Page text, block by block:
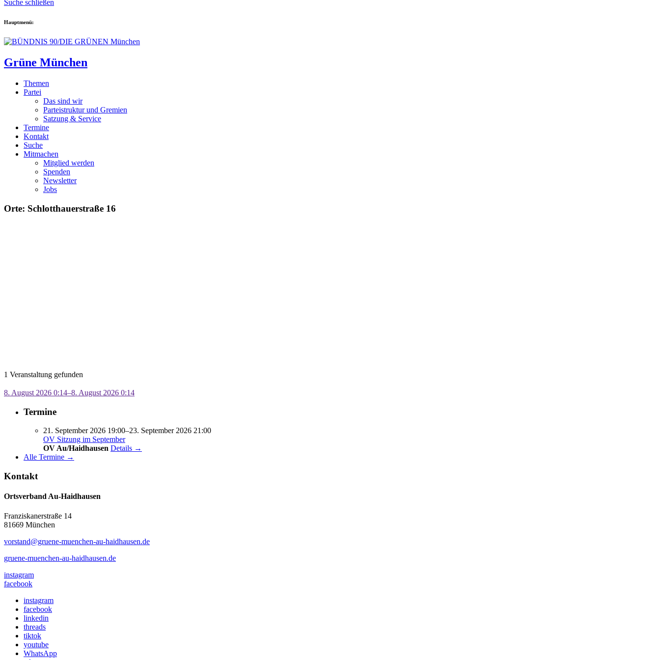
Suche schließen
Hauptmenü:
Grüne München
Themen
Partei
Das sind wir
Parteistruktur und Gremien
Satzung & Service
Termine
Kontakt
Suche
Mitmachen
Mitglied werden
Spenden
Newsletter
Jobs
Orte: Schlotthauerstraße 16
1 Veranstaltung gefunden
8. August 2026 0:14–8. August 2026 0:14
Termine
21. September 2026 19:00–23. September 2026 21:00
OV Sitzung im September
OV Au/Haidhausen Details →
Alle Termine →
Kontakt
Ortsverband Au-Haidhausen
Franziskanerstraße 14
81669 München
vorstand@gruene-muenchen-au-haidhausen.de
gruene-muenchen-au-haidhausen.de
instagram
facebook
instagram
facebook
linkedin
threads
tiktok
youtube
WhatsApp